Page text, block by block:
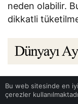
neden olabilir.
dikkatli
Haberle ilgili
Bu web sitesinde en iyi
çerezler